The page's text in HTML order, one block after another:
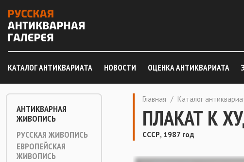
КАТАЛОГ АНТИКВАРИАТА НОВОСТИ ОЦЕНКА АНТИКВАРИАТА
АНТИКВАРНАЯ
ЖИВОПИСЬ
РУССКАЯ ЖИВОПИСЬ
ЕВРОПЕЙСКАЯ
ЖИВОПИСЬ
Главная / Каталог
ПЛАКАТ К
СССР, 1987 год